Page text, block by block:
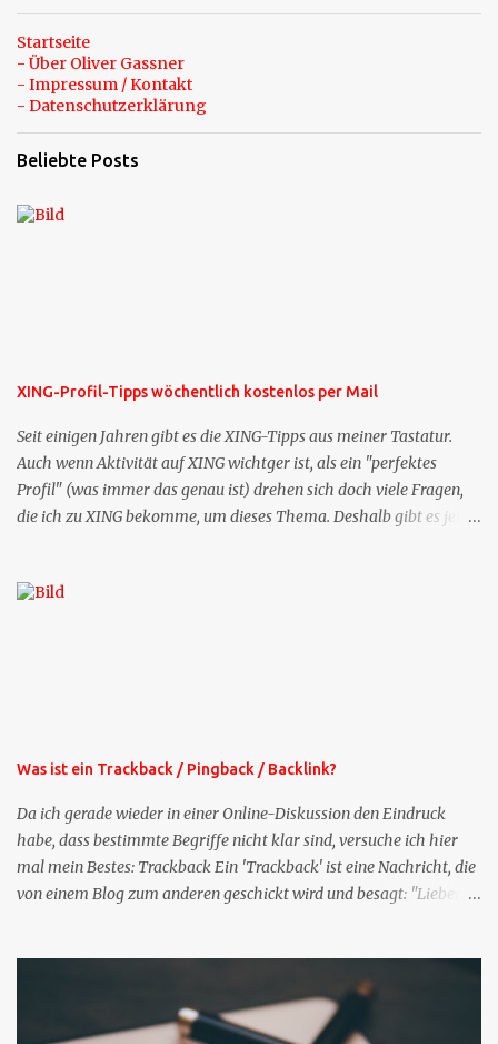
Startseite
- Über Oliver Gassner
- Impressum / Kontakt
- Datenschutzerklärung
Beliebte Posts
XING-Profil-Tipps wöchentlich kostenlos per Mail
Seit einigen Jahren gibt es die XING-Tipps aus meiner Tastatur.
Auch wenn Aktivität auf XING wichtger ist, als ein "perfektes
Profil" (was immer das genau ist) drehen sich doch viele Fragen,
die ich zu XING bekomme, um dieses Thema. Deshalb gibt es jetzt
bekommen Sie kostenlos eine weitere Folge. Die Startsequenz ist 16
Was ist ein Trackback / Pingback / Backlink?
Da ich gerade wieder in einer Online-Diskussion den Eindruck
habe, dass bestimmte Begriffe nicht klar sind, versuche ich hier
mal mein Bestes: Trackback Ein 'Trackback' ist eine Nachricht, die
von einem Blog zum anderen geschickt wird und besagt: "Lieber
was ich zu deinem Inhalt zu sagen hatte." Diese
Nachrichtenfunktion wird 'angestoßen' in dem 'mein' Blog an die